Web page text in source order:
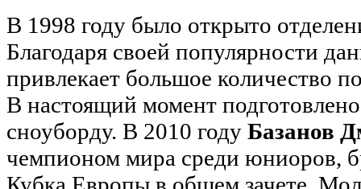
В 1998 году было открыто
Благодаря своей популярности
привлекает большое количество
В настоящий момент
сноуборду. В 2010 году Базанов
чемпионом мира среди юниоров,